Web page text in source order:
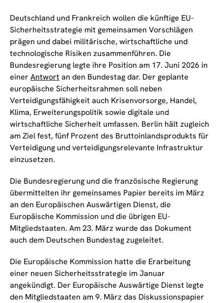
Deutschland und Frankreich wollen die künftige EU-
Sicherheitsstrategie mit gemeinsamen Vorschlägen
prägen und dabei militärische, wirtschaftliche und
technologische Risiken zusammenführen. Die
Bundesregierung legte ihre Position am 17. Juni 2026 in
einer Antwort an den Bundestag dar. Der geplante
europäische Sicherheitsrahmen soll neben
Verteidigungsfähigkeit auch Krisenvorsorge, Handel,
Klima, Erweiterungspolitik sowie digitale und
wirtschaftliche Sicherheit umfassen. Berlin hält zugleich
am Ziel fest, fünf Prozent des Bruttoinlandsprodukts für
Verteidigung und verteidigungsrelevante Infrastruktur
einzusetzen.
Die Bundesregierung und die französische Regierung
übermittelten ihr gemeinsames Papier bereits im März
an den Europäischen Auswärtigen Dienst, die
Europäische Kommission und die übrigen EU-
Mitgliedstaaten. Am 23. März wurde das Dokument
auch dem Deutschen Bundestag zugeleitet.
Die Europäische Kommission hatte die Erarbeitung
einer neuen Sicherheitsstrategie im Januar
angekündigt. Der Europäische Auswärtige Dienst legte
den Mitgliedstaaten am 9. März das Diskussionspapier